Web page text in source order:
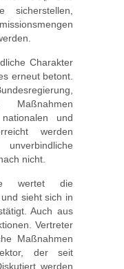
sicherstellen,
Charakter
erneut betont.
und
werden
nicht.
wertet die
sieht sich in
Auch aus
Vertreter
Maßnahmen
der seit
werden